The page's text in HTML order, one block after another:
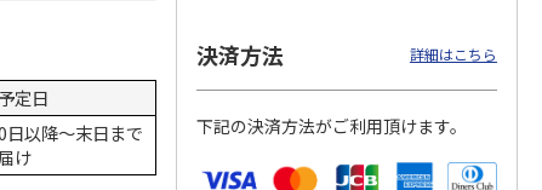
場所
小判
リラックマ／クリア
750円
「犬夜叉」アクリル
（殺生丸）
3,300円
大谷翔平 THE
アクリルス
2,750円
定日
日以降～末日まで
け
決済方法 詳細はこちら
下記の決済方法がご利用頂けます。